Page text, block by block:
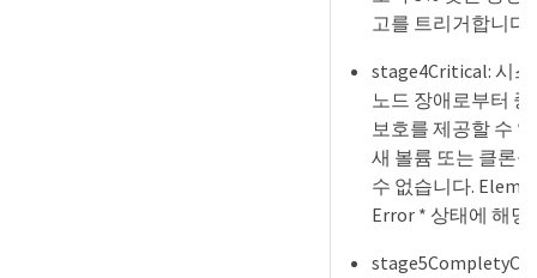
고를 트리거합니다).
stage4Critical: 시
노드 장애로부터
보호를 제공할 수
새 볼륨 또는 클론
수 없습니다.
Error * 상태에 해당